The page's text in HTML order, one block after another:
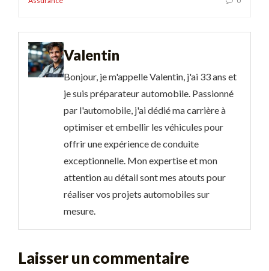
Valentin
Bonjour, je m'appelle Valentin, j'ai 33 ans et
je suis préparateur automobile. Passionné
par l'automobile, j'ai dédié ma carrière à
optimiser et embellir les véhicules pour
offrir une expérience de conduite
exceptionnelle. Mon expertise et mon
attention au détail sont mes atouts pour
réaliser vos projets automobiles sur
mesure.
Laisser un commentaire